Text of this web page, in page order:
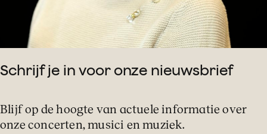
Schrijf je in voor onze nieuwsbrief
Blijf op de hoogte van actuele informatie over
onze concerten, musici en muziek.